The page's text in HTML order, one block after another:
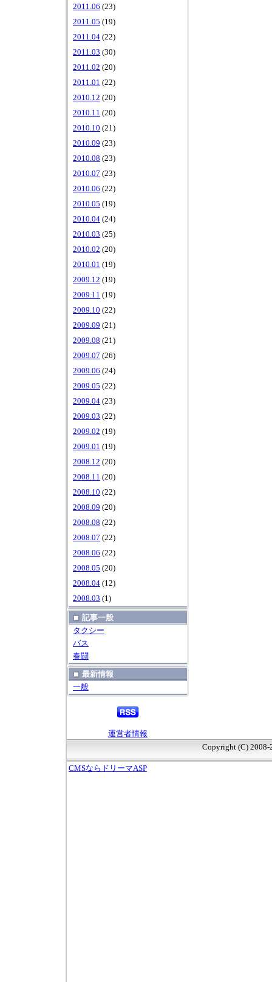
2011.06 (23)
2011.05 (19)
2011.04 (22)
2011.03 (30)
2011.02 (20)
2011.01 (22)
2010.12 (20)
2010.11 (20)
2010.10 (21)
2010.09 (23)
2010.08 (23)
2010.07 (23)
2010.06 (22)
2010.05 (19)
2010.04 (24)
2010.03 (25)
2010.02 (20)
2010.01 (19)
2009.12 (19)
2009.11 (19)
2009.10 (22)
2009.09 (21)
2009.08 (21)
2009.07 (26)
2009.06 (24)
2009.05 (22)
2009.04 (23)
2009.03 (22)
2009.02 (19)
2009.01 (19)
2008.12 (20)
2008.11 (20)
2008.10 (22)
2008.09 (20)
2008.08 (22)
2008.07 (22)
2008.06 (22)
2008.05 (20)
2008.04 (12)
2008.03 (1)
記事一般
タクシー
バス
春闘
最新情報
一般
運営者情報
Copyright (C) 2008-
CMSならドリーマASP